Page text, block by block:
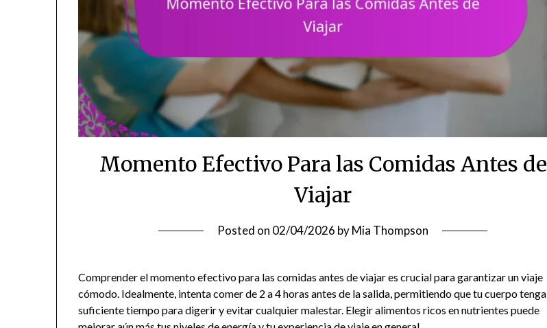
Momento Efectivo Para las Comidas Antes de
Viajar
Posted on 02/04/2026 byMia Thompson
Comprender el momento efectivo para las comidas antes de viajar es crucial para garantizar un viaje
cómodo. Idealmente, intenta comer de 2 a 4 horas antes de la salida, permitiendo que tu cuerpo tenga
suficiente tiempo para digerir y evitar cualquier malestar. Elegir alimentos ricos en nutrientes puede